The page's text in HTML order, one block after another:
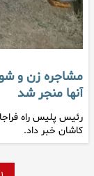
مشاجره زن و
آنها منجر شد
رئیس پلیس راه فراجا
کاشان خبر داد.